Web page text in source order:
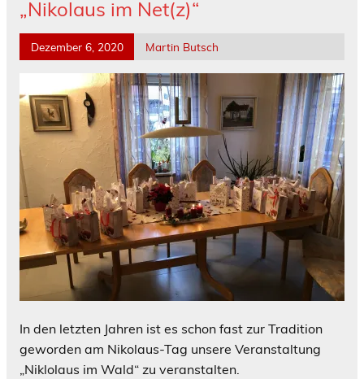
„Nikolaus im Net(z)“
Dezember 6, 2020 Martin Butsch
In den letzten Jahren ist es schon fast zur Tradition
geworden am Nikolaus-Tag unsere Veranstaltung
„Niklolaus im Wald“ zu veranstalten.